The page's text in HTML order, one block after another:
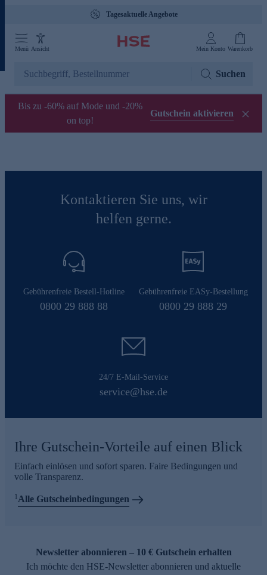
Tagesaktuelle Angebote
Menü Ansicht Mein Konto Warenkorb
Suchen
Bis zu -60% auf Mode und -20%
on top!
Gutschein aktivieren
Kontaktieren Sie uns, wir
helfen gerne.
Gebührenfreie Bestell-Hotline
0800 29 888 88
Gebührenfreie EASy-Bestellung
0800 29 888 29
24/7 E-Mail-Service
service@hse.de
Ihre Gutschein-Vorteile auf einen Blick
Einfach einlösen und sofort sparen. Faire Bedingungen und
volle Transparenz.
1Alle Gutscheinbedingungen
Newsletter abonnieren – 10 € Gutschein erhalten
Ich möchte den HSE-Newsletter abonnieren und aktuelle